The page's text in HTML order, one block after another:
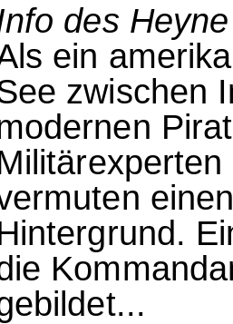
des
ein
zwischen